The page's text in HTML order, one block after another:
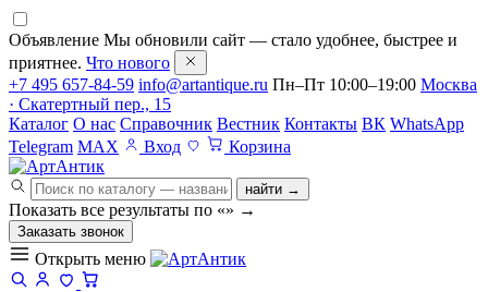
Объявление Мы обновили сайт — стало удобнее, быстрее и
приятнее. Что нового
+7 495 657-84-59 info@artantique.ru Пн–Пт 10:00–19:00 Москва
· Скатертный пер., 15
Каталог О нас Справочник Вестник Контакты ВК WhatsApp
Telegram MAX Вход Корзина
найти →
Показать все результаты по «» →
Заказать звонок
Открыть меню